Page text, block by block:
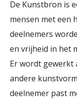
De Kunstbron is
mensen met een
deelnemers
en vrijheid in het
Er wordt gewerkt
andere
deelnemer past